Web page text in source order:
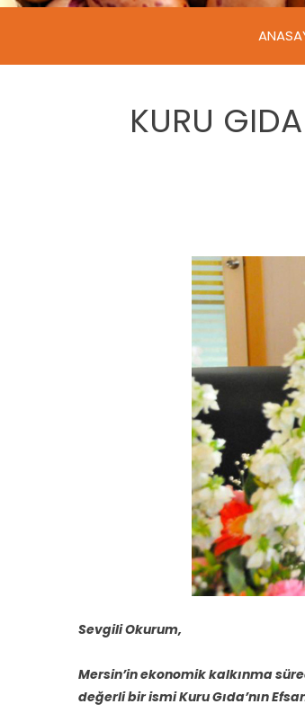
KURU
Sevgili Okurum,
Mersin’in ekonomik kalkınma
değerli bir ismi Kuru Gıda’nın